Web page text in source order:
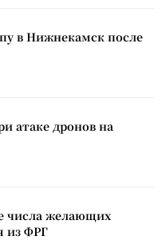
в Нижнекамск после
атаке дронов на
числа желающих
из ФРГ